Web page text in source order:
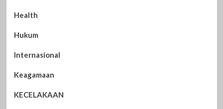
Health
Hukum
Internasional
Keagamaan
KECELAKAAN